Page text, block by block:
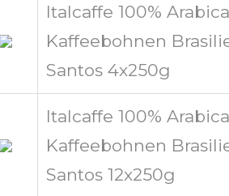
Italcaffe 100% Arabica
Kaffeebohnen
Santos 4x250g
Italcaffe 100% Arabica
Kaffeebohnen
Santos 12x250g